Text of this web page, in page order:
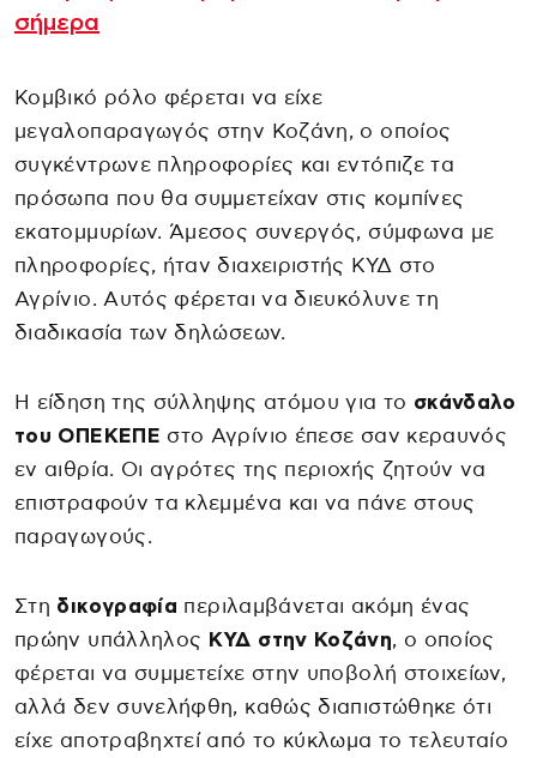
σήμερα
Κομβικό ρόλο φέρεται να είχε
μεγαλοπαραγωγός στην Κοζάνη, ο οποίος
συγκέντρωνε πληροφορίες και εντόπιζε τα
πρόσωπα που θα συμμετείχαν στις κομπίνες
εκατομμυρίων. Άμεσος συνεργός, σύμφωνα με
πληροφορίες, ήταν διαχειριστής ΚΥΔ στο
Αγρίνιο. Αυτός φέρεται να διευκόλυνε τη
διαδικασία των δηλώσεων.
Η είδηση της σύλληψης ατόμου για το σκάνδαλο
του ΟΠΕΚΕΠΕ στο Αγρίνιο έπεσε σαν κεραυνός
εν αιθρία. Οι αγρότες της περιοχής ζητούν να
επιστραφούν τα κλεμμένα και να πάνε στους
παραγωγούς.
Στη δικογραφία περιλαμβάνεται ακόμη ένας
πρώην υπάλληλος ΚΥΔ στην Κοζάνη, ο οποίος
φέρεται να συμμετείχε στην υποβολή στοιχείων,
αλλά δεν συνελήφθη, καθώς διαπιστώθηκε ότι
είχε αποτραβηχτεί από το κύκλωμα το τελευταίο